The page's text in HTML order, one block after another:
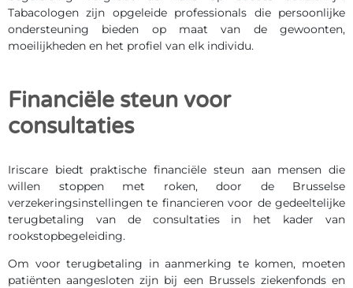
Tabacologen zijn opgeleide professionals die persoonlijke
ondersteuning bieden op maat van de gewoonten,
moeilijkheden en het profiel van elk individu.
Financiële steun voor
consultaties
Iriscare biedt praktische financiële steun aan mensen die
willen stoppen met roken, door de Brusselse
verzekeringsinstellingen te financieren voor de gedeeltelijke
terugbetaling van de consultaties in het kader van
rookstopbegeleiding.
Om voor terugbetaling in aanmerking te komen, moeten
patiënten aangesloten zijn bij een Brussels ziekenfonds en